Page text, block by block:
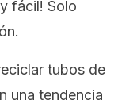
fácil! Solo
tubos de
una tendencia